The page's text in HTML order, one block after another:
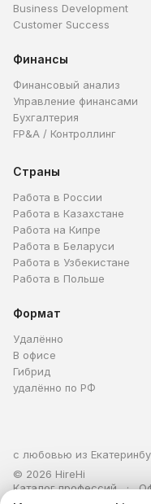
Business Development
Customer Success
Финансы
Финансовый анализ
Управление финансами
Бухгалтерия
FP&A / Контроллинг
Страны
Работа в России
Работа в Казахстане
Работа на Кипре
Работа в Беларуси
Работа в Узбекистане
Работа в Польше
Формат
Удалённо
В офисе
Гибрид
удалённо по РФ
с любовью из
© 2026 HireHi
Каталог профессий
Персональные данные